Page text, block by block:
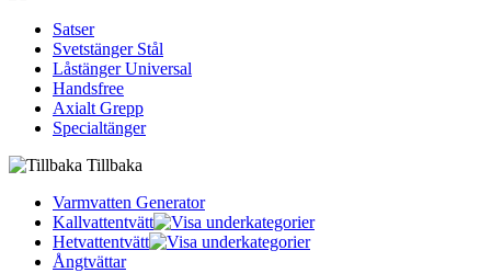
Satser
Svetstänger Stål
Låstänger Universal
Handsfree
Axialt Grepp
Specialtänger
Tillbaka
Varmvatten Generator
Kallvattentvätt
Hetvattentvätt
Ångtvättar